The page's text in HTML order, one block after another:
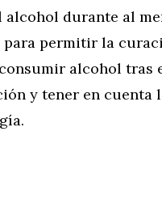
durante al
para permitir la
alcohol tras
y tener en cuenta